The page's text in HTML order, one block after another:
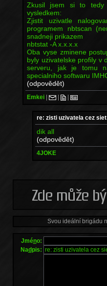
Zkusil jsem si to tedy
vysledkem:
Zjistit uzivatle
programem nbtscan
snadneji prikazem
nbtstat -A x.x.x.x
Oba vyse zminene
byly uzivatelske profily v
serveru, jak je tomu
specialniho softwaru
(odpovědět)
Emkei | | |
re: zisti uzivatela cez siet
dik all
(odpovědět)
4JOKE
Svou ideální brigádu
Jméno:
Nadpis: